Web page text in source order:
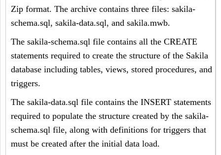
Zip format. The archive contains three files: sakila-
schema.sql, sakila-data.sql, and sakila.mwb.
The sakila-schema.sql file contains all the CREATE
statements required to create the structure of the Sakila
database including tables, views, stored procedures, and
triggers.
The sakila-data.sql file contains the INSERT statements
required to populate the structure created by the sakila-
schema.sql file, along with definitions for triggers that
must be created after the initial data load.